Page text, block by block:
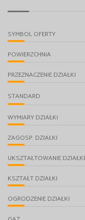
SYMBOL OFERTY
POWIERZCHNIA
PRZEZNACZENIE DZIAŁKI
STANDARD
WYMIARY DZIAŁKI
ZAGOSP. DZIAŁKI
UKSZTAŁTOWANIE DZIAŁKI
KSZTAŁT DZIAŁKI
OGRODZENIE DZIAŁKI